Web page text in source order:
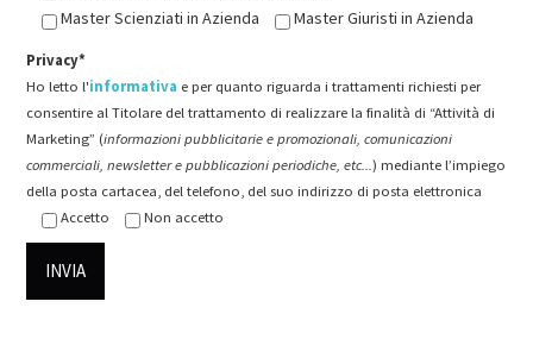
Master Scienziati in Azienda
Master Giuristi in Azienda
Privacy*
Ho letto l'informativa e per quanto riguarda i trattamenti richiesti per
consentire al Titolare del trattamento di realizzare la finalità di “Attività di
Marketing” (informazioni pubblicitarie e promozionali, comunicazioni
commerciali, newsletter e pubblicazioni periodiche, etc...) mediante l’impiego
della posta cartacea, del telefono, del suo indirizzo di posta elettronica
Accetto
Non accetto